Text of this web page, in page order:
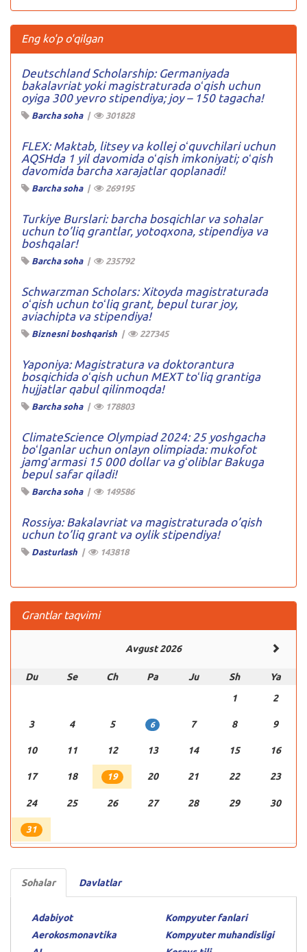
Eng ko'p o'qilgan
Deutschland Scholarship: Germaniyada
bakalavriat yoki magistraturada oʻqish uchun
oyiga 300 yevro stipendiya; joy – 150 tagacha!
Barcha soha| 301828
FLEX: Maktab, litsey va kollej oʻquvchilari uchun
AQSHda 1 yil davomida oʻqish imkoniyati; oʻqish
davomida barcha xarajatlar qoplanadi!
Barcha soha| 269195
Turkiye Burslari: barcha bosqichlar va sohalar
uchun to’liq grantlar, yotoqxona, stipendiya va
boshqalar!
Barcha soha| 235792
Schwarzman Scholars: Xitoyda magistraturada
oʻqish uchun toʻliq grant, bepul turar joy,
aviachipta va stipendiya!
Biznesni boshqarish | 227345
Yaponiya: Magistratura va doktorantura
bosqichida oʻqish uchun MEXT toʻliq grantiga
hujjatlar qabul qilinmoqda!
Barcha soha| 178803
ClimateScience Olympiad 2024: 25 yoshgacha
boʻlganlar uchun onlayn olimpiada: mukofot
jamgʻarmasi 15 000 dollar va gʻoliblar Bakuga
bepul safar qiladi!
Barcha soha| 149586
Rossiya: Bakalavriat va magistraturada o’qish
uchun to’liq grant va oylik stipendiya!
Dasturlash | 143818
Grantlar taqvimi
Avgust 2026
Du Se Ch Pa Ju Sh
Ya
1
2
3 4 5 6 7 8 9
10 11 12 13 14 15 16
17 18 19 20 21 22 23
24 25 26 27 28 29 30
31
Sohalar Davlatlar
Adabiyot
Aerokosmonavtika
Kompyuter fanlari
Kompyuter muhandisligi